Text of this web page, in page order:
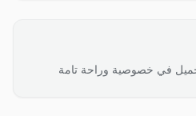
في خصوصية وراحة تامة